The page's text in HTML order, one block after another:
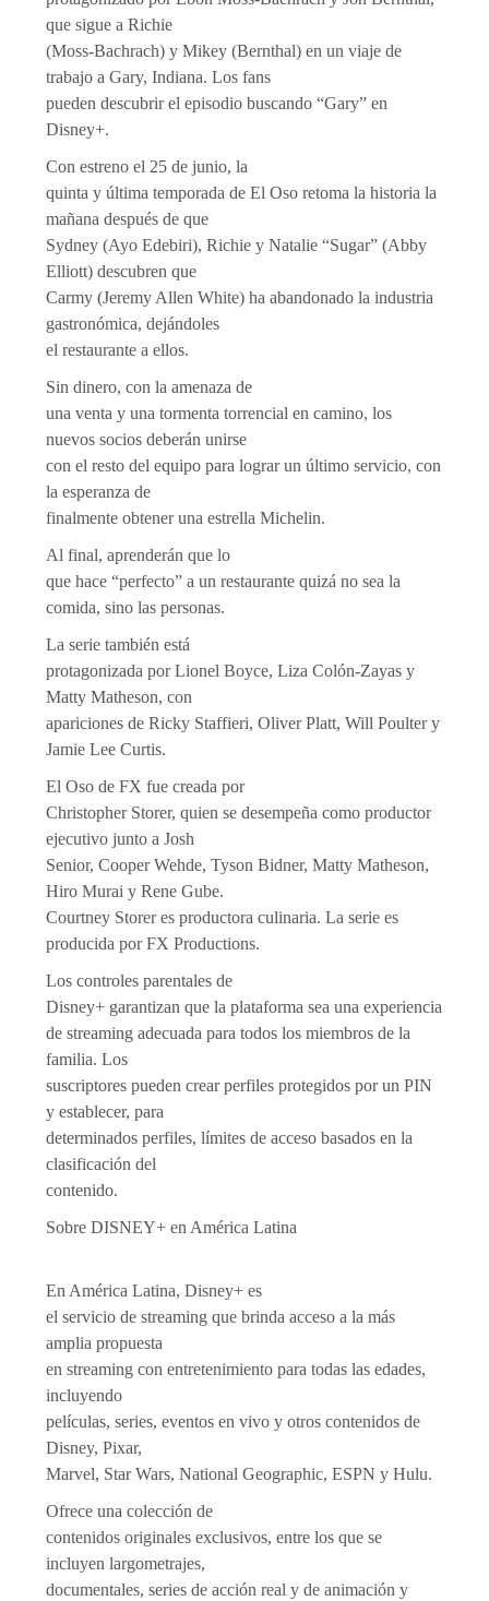
que sigue a Richie
(Moss-Bachrach) y Mikey (Bernthal) en un viaje de
trabajo a Gary, Indiana. Los fans
pueden descubrir el episodio buscando “Gary” en
Disney+.
Con estreno el 25 de junio, la
quinta y última temporada de El Oso retoma la historia la
mañana después de que
Sydney (Ayo Edebiri), Richie y Natalie “Sugar” (Abby
Elliott) descubren que
Carmy (Jeremy Allen White) ha abandonado la industria
gastronómica, dejándoles
el restaurante a ellos.
Sin dinero, con la amenaza de
una venta y una tormenta torrencial en camino, los
nuevos socios deberán unirse
con el resto del equipo para lograr un último servicio, con
la esperanza de
finalmente obtener una estrella Michelin.
Al final, aprenderán que lo
que hace “perfecto” a un restaurante quizá no sea la
comida, sino las personas.
La serie también está
protagonizada por Lionel Boyce, Liza Colón-Zayas y
Matty Matheson, con
apariciones de Ricky Staffieri, Oliver Platt, Will Poulter y
Jamie Lee Curtis.
El Oso de FX fue creada por
Christopher Storer, quien se desempeña como productor
ejecutivo junto a Josh
Senior, Cooper Wehde, Tyson Bidner, Matty Matheson,
Hiro Murai y Rene Gube.
Courtney Storer es productora culinaria. La serie es
producida por FX Productions.
Los controles parentales de
Disney+ garantizan que la plataforma sea una experiencia
de streaming adecuada para todos los miembros de la
familia. Los
suscriptores pueden crear perfiles protegidos por un PIN
y establecer, para
determinados perfiles, límites de acceso basados en la
clasificación del
contenido.
Sobre DISNEY+ en América Latina
En América Latina, Disney+ es
el servicio de streaming que brinda acceso a la más
amplia propuesta
en streaming con entretenimiento para todas las edades,
incluyendo
películas, series, eventos en vivo y otros contenidos de
Disney, Pixar,
Marvel, Star Wars, National Geographic, ESPN y Hulu.
Ofrece una colección de
contenidos originales exclusivos, entre los que se
incluyen largometrajes,
documentales, series de acción real y de animación y